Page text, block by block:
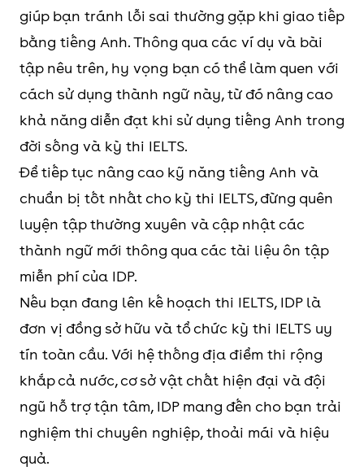
giúp bạn tránh lỗi sai thường gặp khi giao tiếp
bằng tiếng Anh. Thông qua các ví dụ và bài
tập nêu trên, hy vọng bạn có thể làm quen với
cách sử dụng thành ngữ này, từ đó nâng cao
khả năng diễn đạt khi sử dụng tiếng Anh trong
đời sống và kỳ thi IELTS.
Để tiếp tục nâng cao kỹ năng tiếng Anh và
chuẩn bị tốt nhất cho kỳ thi IELTS, đừng quên
luyện tập thường xuyên và cập nhật các
thành ngữ mới thông qua các tài liệu ôn tập
miễn phí của IDP.
Nếu bạn đang lên kế hoạch thi IELTS, IDP là
đơn vị đồng sở hữu và tổ chức kỳ thi IELTS uy
tín toàn cầu. Với hệ thống địa điểm thi rộng
khắp cả nước, cơ sở vật chất hiện đại và đội
ngũ hỗ trợ tận tâm, IDP mang đến cho bạn trải
nghiệm thi chuyên nghiệp, thoải mái và hiệu
quả.